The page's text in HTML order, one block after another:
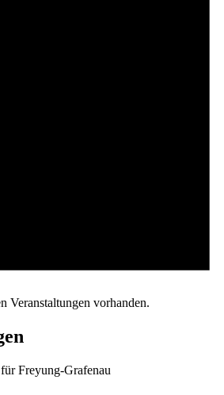
Veranstaltungen vorhanden.
Freyung-Grafenau